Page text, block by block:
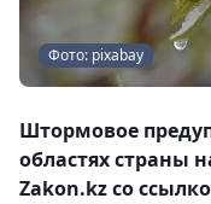
Фото: pixabay
Штормовое
областях страны
Zakon.kz со